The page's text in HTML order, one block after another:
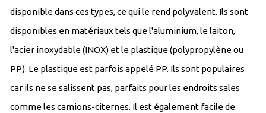
disponible dans ces types, ce qui le rend polyvalent. Ils sont
disponibles en matériaux tels que l'aluminium, le laiton,
l'acier inoxydable (INOX) et le plastique (polypropylène ou
PP). Le plastique est parfois appelé PP. Ils sont populaires
car ils ne se salissent pas, parfaits pour les endroits sales
comme les camions-citernes. Il est également facile de